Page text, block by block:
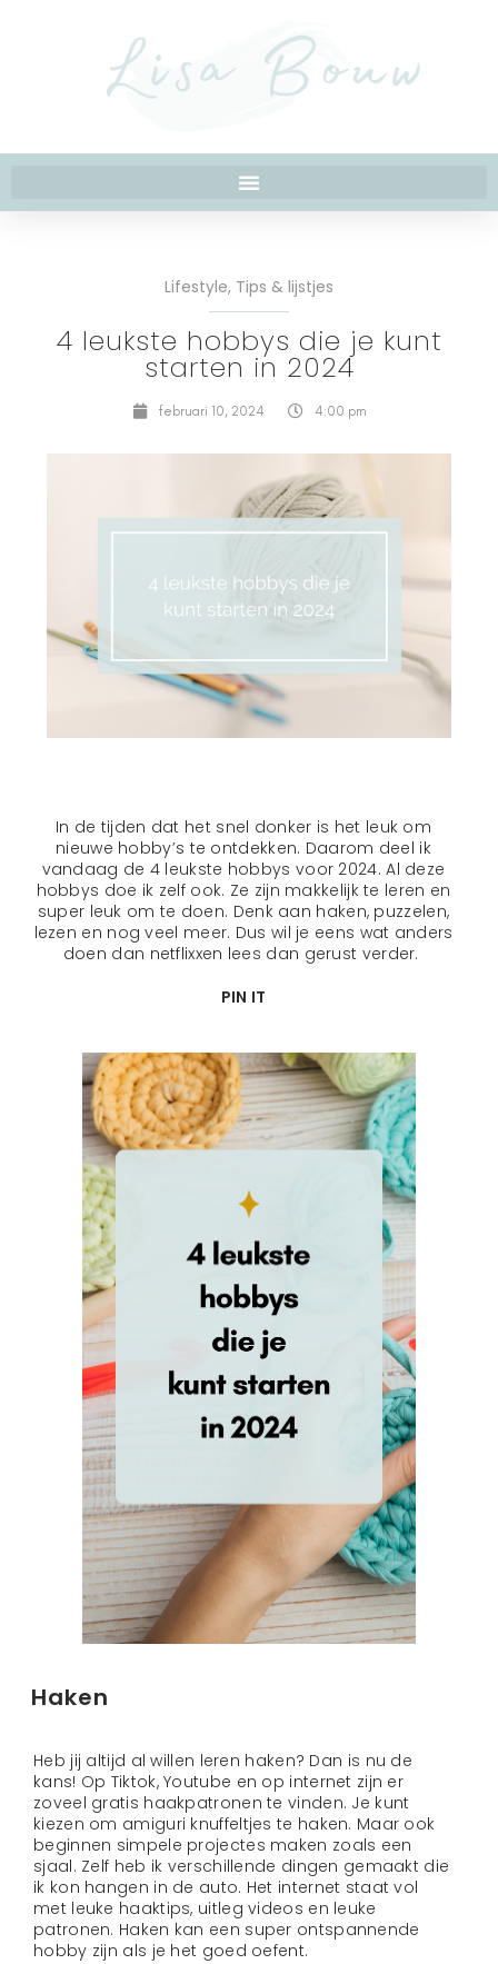
Lifestyle, Tips & lijstjes
4 leukste hobbys die je kunt
starten in 2024
februari 10, 2024 4:00 pm
In de tijden dat het snel donker is het leuk om
nieuwe hobby’s te ontdekken. Daarom deel ik
vandaag de 4 leukste hobbys voor 2024. Al deze
hobbys doe ik zelf ook. Ze zijn makkelijk te leren en
super leuk om te doen. Denk aan haken, puzzelen,
lezen en nog veel meer. Dus wil je eens wat anders
doen dan netflixxen lees dan gerust verder.
PIN IT
Haken
Heb jij altijd al willen leren haken? Dan is nu de
kans! Op Tiktok, Youtube en op internet zijn er
zoveel gratis haakpatronen te vinden. Je kunt
kiezen om amiguri knuffeltjes te haken. Maar ook
beginnen simpele projectes maken zoals een
sjaal. Zelf heb ik verschillende dingen gemaakt die
ik kon hangen in de auto. Het internet staat vol
met leuke haaktips, uitleg videos en leuke
patronen. Haken kan een super ontspannende
hobby zijn als je het goed oefent.